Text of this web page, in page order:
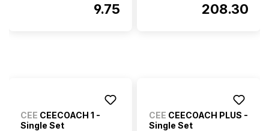
9.75 208.30
CEE CEECOACH 1 -
Single Set
CEE CEECOACH PLUS -
Single Set